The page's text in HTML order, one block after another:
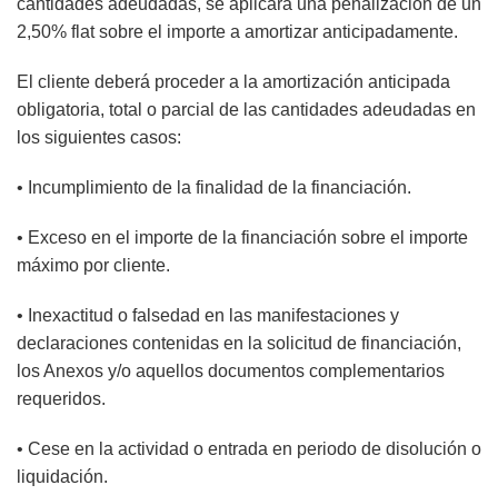
cantidades adeudadas, se aplicará una penalización de un
2,50% flat sobre el importe a amortizar anticipadamente.
El cliente deberá proceder a la amortización anticipada
obligatoria, total o parcial de las cantidades adeudadas en
los siguientes casos:
• Incumplimiento de la finalidad de la financiación.
• Exceso en el importe de la financiación sobre el importe
máximo por cliente.
• Inexactitud o falsedad en las manifestaciones y
declaraciones contenidas en la solicitud de financiación,
los Anexos y/o aquellos documentos complementarios
requeridos.
• Cese en la actividad o entrada en periodo de disolución o
liquidación.